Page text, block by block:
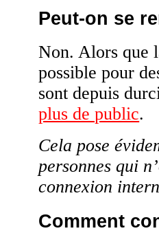
Peut-on se
Non. Alors que
possible pour
sont depuis
plus de public.
Cela pose
personnes qui
connexion
Comment